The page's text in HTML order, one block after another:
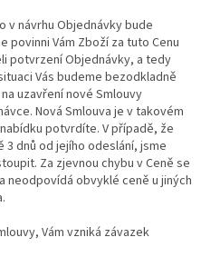
v návrhu Objednávky bude
povinni Vám Zboží za tuto Cenu
potvrzení Objednávky, a tedy
Vás budeme bezodkladně
uzavření nové Smlouvy
Nová Smlouva je v takovém
potvrdíte. V případě, že
dnů od jejího odeslání, jsme
Za zjevnou chybu v Ceně se
neodpovídá obvyklé ceně u jiných
Vám vzniká závazek